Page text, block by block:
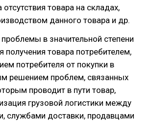
товара на складах,
данного товара и др.
в значительной степени
получения товара потребителем,
потребителя от покупки в
решением проблем, связанных
проводит в пути товар,
грузовой логистики между
службами доставки, продавцами